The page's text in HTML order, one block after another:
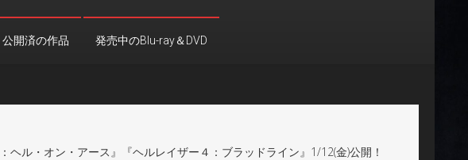
公開済の作品 発売中のBlu-ray＆DVD
ル・オン・アース』『ヘルレイザー４：ブラッドライン』1/12(金)公開！